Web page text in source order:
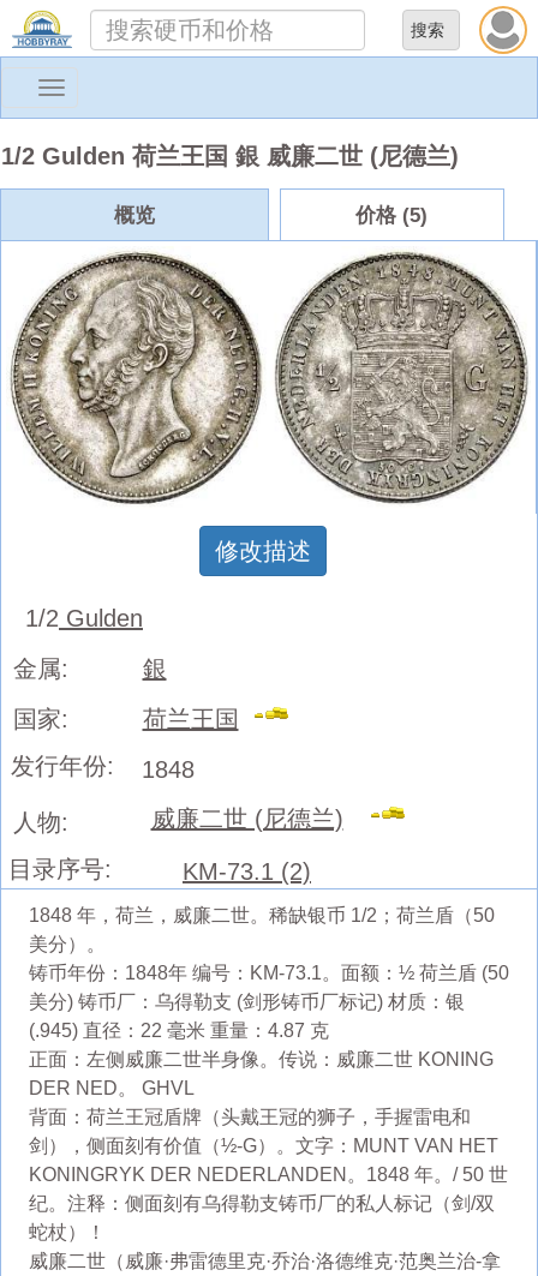
Toggle
1/2 Gulden 荷兰王国 銀 威廉二世 (尼德兰)
概览 价格 (5)
修改描述
1/2 Gulden
金属:
銀
国家:
荷兰王国
发行年份:
1848
人物:
威廉二世 (尼德兰)
目录序号:
KM-73.1 (2)
1848 年，荷兰，威廉二世。稀缺银币 1/2；荷兰盾（50
美分）。
铸币年份：1848年 编号：KM-73.1。面额：½ 荷兰盾 (50
美分) 铸币厂：乌得勒支 (剑形铸币厂标记) 材质：银
(.945) 直径：22 毫米 重量：4.87 克
正面：左侧威廉二世半身像。传说：威廉二世 KONING
DER NED。 GHVL
背面：荷兰王冠盾牌（头戴王冠的狮子，手握雷电和
剑），侧面刻有价值（½-G）。文字：MUNT VAN HET
KONINGRYK DER NEDERLANDEN。1848 年。/ 50 世
纪。注释：侧面刻有乌得勒支铸币厂的私人标记（剑/双
蛇杖）！
威廉二世（威廉·弗雷德里克·乔治·洛德维克·范奥兰治-拿